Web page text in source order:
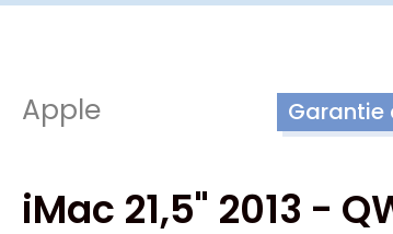
Apple Garantie
iMac 21,5" 2013 -